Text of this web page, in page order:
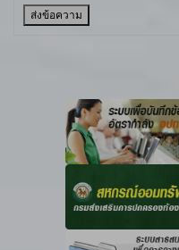
ส่งข้อความ